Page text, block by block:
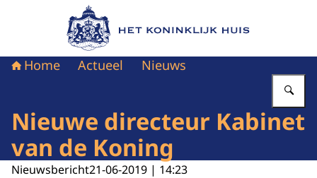
Naar de homepage van Het Koninklijk Huis
Home Actueel Nieuws
Nieuwe directeur Kabinet
van de Koning
Nieuwsbericht21-06-2019 | 14:23